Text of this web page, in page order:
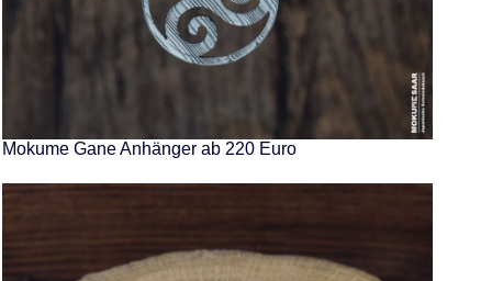
Mokume Gane Anhänger ab 220 Euro